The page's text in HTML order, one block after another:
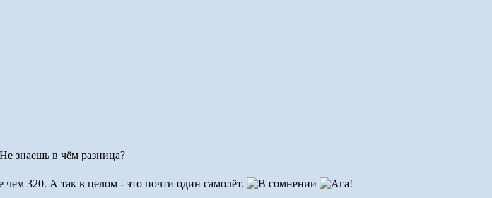
знаешь в чём разница?
320. А так в целом - это почти один самолёт.